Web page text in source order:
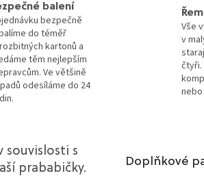
balení
bezpečně
do téměř
kartonů a
těm nejlepším
Ve většině
odesíláme do 24
Vše
v
čtyři.
souvislosti s
prababičky.
Doplňkové